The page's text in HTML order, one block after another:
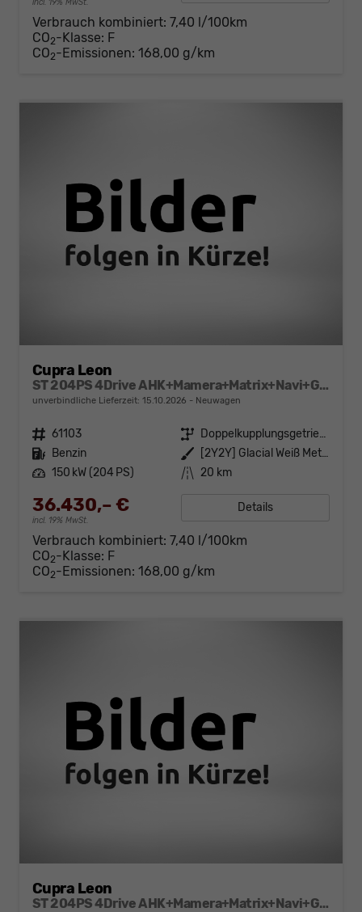
incl. 19% MwSt.
Verbrauch kombiniert: 7,40 l/100km
CO2-Klasse: F
CO2-Emissionen: 168,00 g/km
Cupra Leon
ST 204PS 4Drive AHK+Mamera+Matrix+Navi+GV4+Kessy+Parklenk+Alarm
unverbindliche Lieferzeit: 15.10.2026 Neuwagen
Fahrzeugnr. 61103 Getriebe
Doppelkupplungsgetriebe (DSG)
Kraftstoff Benzin Außenfarbe
[2Y2Y] Glacial Weiß Metallic
Leistung 150 kW (204 PS) Kilometerstand 20 km
36.430,– €
incl. 19% MwSt.
Details
Verbrauch kombiniert: 7,40 l/100km
CO2-Klasse: F
CO2-Emissionen: 168,00 g/km
Cupra Leon
ST 204PS 4Drive AHK+Mamera+Matrix+Navi+GV4+Kessy+Parklenk+Alarm